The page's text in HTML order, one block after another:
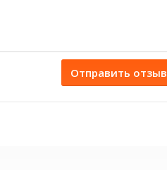
Отправить отзыв